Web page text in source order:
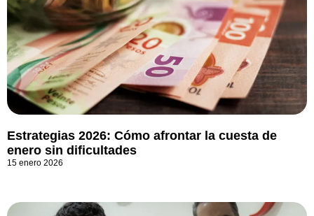
Estrategias 2026: Cómo afrontar la cuesta de
enero sin dificultades
15 enero 2026